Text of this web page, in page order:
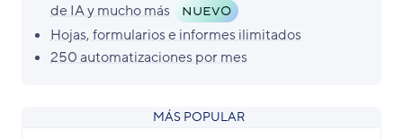
de IA y mucho más
NUEVO
Hojas, formularios e informes ilimitados
250 automatizaciones por mes
MÁS POPULAR